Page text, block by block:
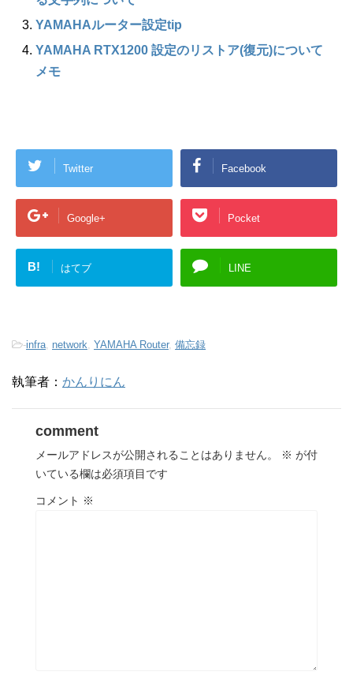
YAMAHAルーター設定tip
YAMAHA RTX1200 設定のリストア(復元)について
メモ
Twitter Facebook
Google+ Pocket
B! はてブ LINE
-infra, network, YAMAHA Router, 備忘録
執筆者： かんりにん
comment
メールアドレスが公開されることはありません。 ※ が付
いている欄は必須項目です
コメント ※